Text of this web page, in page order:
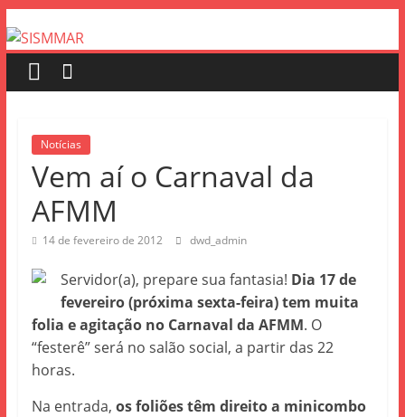
Notícias
Vem aí o Carnaval da
AFMM
14 de fevereiro de 2012 dwd_admin
Servidor(a), prepare sua fantasia! Dia 17 de
fevereiro (próxima sexta-feira) tem muita
folia e agitação no Carnaval da AFMM. O
“festerê” será no salão social, a partir das 22
horas.
Na entrada, os foliões têm direito a minicombo